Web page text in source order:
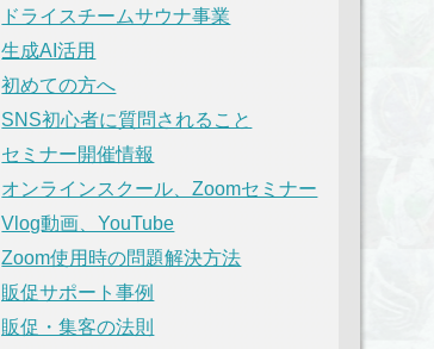
ドライスチームサウナ事業
生成AI活用
初めての方へ
SNS初心者に質問されること
セミナー開催情報
オンラインスクール、Zoomセミナー
Vlog動画、YouTube
Zoom使用時の問題解決方法
販促サポート事例
販促・集客の法則